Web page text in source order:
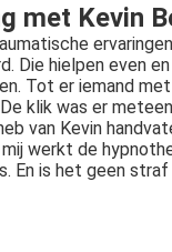
met Kevin
Die hielpen even
Tot er iemand
klik was er
van Kevin
werkt de
En is het geen